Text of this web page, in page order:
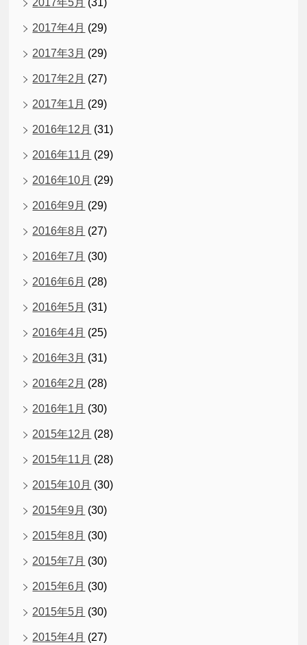
2017年5月 (31)
2017年4月 (29)
2017年3月 (29)
2017年2月 (27)
2017年1月 (29)
2016年12月 (31)
2016年11月 (29)
2016年10月 (29)
2016年9月 (29)
2016年8月 (27)
2016年7月 (30)
2016年6月 (28)
2016年5月 (31)
2016年4月 (25)
2016年3月 (31)
2016年2月 (28)
2016年1月 (30)
2015年12月 (28)
2015年11月 (28)
2015年10月 (30)
2015年9月 (30)
2015年8月 (30)
2015年7月 (30)
2015年6月 (30)
2015年5月 (30)
2015年4月 (27)